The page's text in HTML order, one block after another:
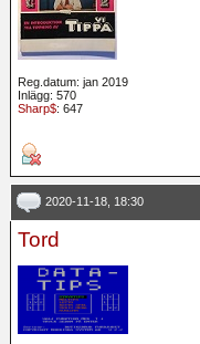
Reg.datum: jan 2019
Inlägg: 570
Sharp$: 647
2020-11-18, 18:30
Tord